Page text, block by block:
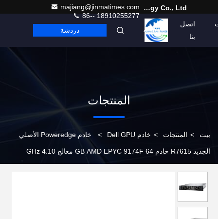
Beijing Guangtian Runze Technology Co., Ltd.
majiang@jinmatimes.com
86-- 18910255277
اتصل
بنا
Arabic دردشة
المنتجات
بيت > المنتجات > خادم Dell GPU > خادم Poweredge الأصلي
الجديد R7615 خادم 64 GB AMD EPYC 9174F معالج 4.10 GHz